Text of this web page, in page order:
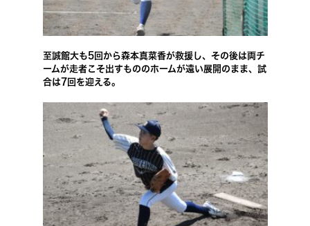
至誠館大も5回から森本真菜香が救援し、その後は両チ
ームが走者こそ出すもののホームが遠い展開のまま、試
合は7回を迎える。